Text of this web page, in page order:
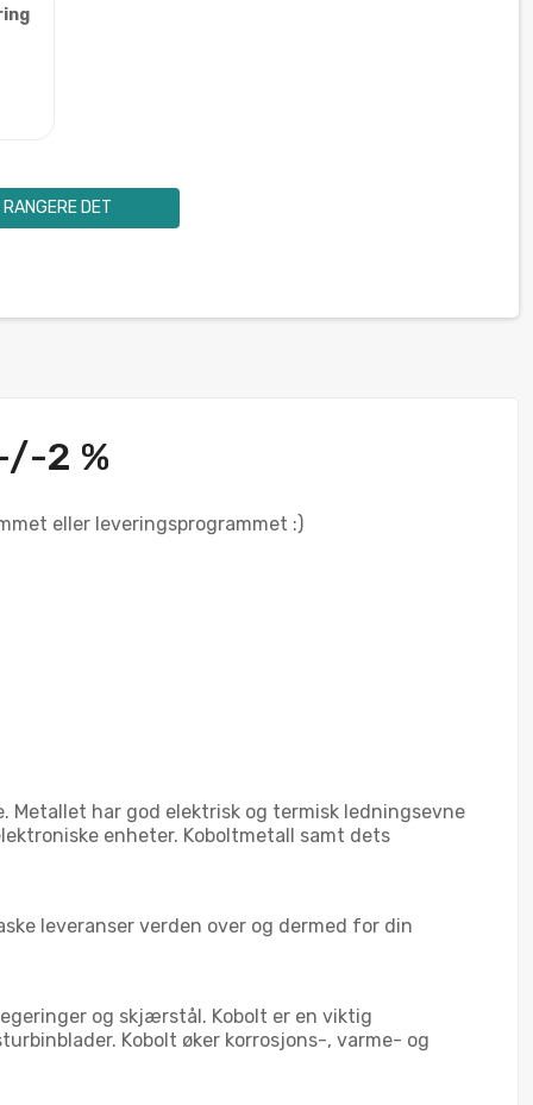
RANGERE DET
2 %
eller leveringsprogrammet :)
har god elektrisk og termisk ledningsevne
enheter. Koboltmetall samt dets
leveranser verden over og dermed for din
og skjærstål. Kobolt er en viktig
Kobolt øker korrosjons-, varme- og